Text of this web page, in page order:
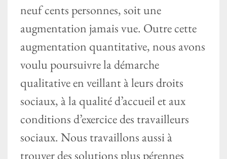
neuf cents personnes, soit une
augmentation jamais vue. Outre cette
augmentation quantitative, nous avons
voulu poursuivre la démarche
qualitative en veillant à leurs droits
sociaux, à la qualité d’accueil et aux
conditions d’exercice des travailleurs
sociaux. Nous travaillons aussi à
trouver des solutions plus pérennes